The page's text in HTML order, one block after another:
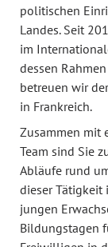
politischen
Landes. Seit
im
dessen
betreuen wir
in Frankreich.
Zusammen mit
Team sind Sie
Abläufe rund
dieser
jungen
Bildungstagen